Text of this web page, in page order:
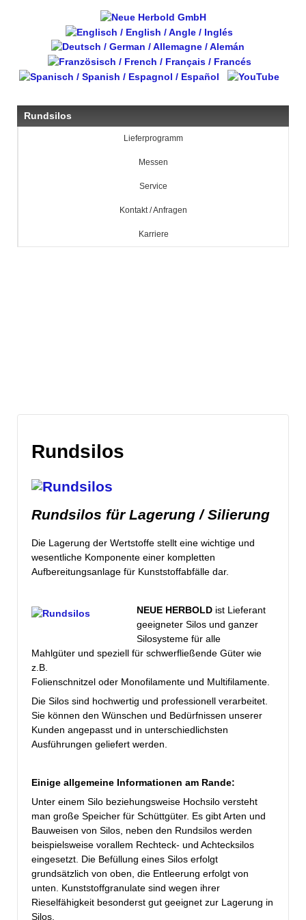
Rundsilos
Lieferprogramm
Messen
Service
Kontakt / Anfragen
Karriere
Rundsilos
Rundsilos für Lagerung / Silierung
Die Lagerung der Wertstoffe stellt eine wichtige und
wesentliche Komponente einer kompletten
Aufbereitungsanlage für Kunststoffabfälle dar.
NEUE HERBOLD ist Lieferant
geeigneter Silos und ganzer
Silosysteme für alle
Mahlgüter und speziell für schwerfließende Güter wie
z.B.
Folienschnitzel oder Monofilamente und Multifilamente.
Die Silos sind hochwertig und professionell verarbeitet.
Sie können den Wünschen und Bedürfnissen unserer
Kunden angepasst und in unterschiedlichsten
Ausführungen geliefert werden.
Einige allgemeine Informationen am Rande:
Unter einem Silo beziehungsweise Hochsilo versteht
man große Speicher für Schüttgüter. Es gibt Arten und
Bauweisen von Silos, neben den Rundsilos werden
beispielsweise vorallem Rechteck- und Achtecksilos
eingesetzt. Die Befüllung eines Silos erfolgt
grundsätzlich von oben, die Entleerung erfolgt von
unten. Kunststoffgranulate sind wegen ihrer
Rieselfähigkeit besonderst gut geeignet zur Lagerung in
Silos.